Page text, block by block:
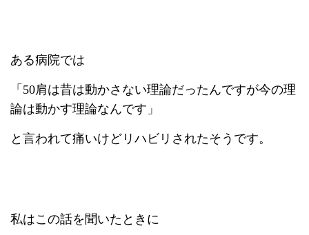
ある病院では
「50肩は昔は動かさない理論だったんですが今の理
論は動かす理論なんです」
と言われて痛いけどリハビリされたそうです。
私はこの話を聞いたときに